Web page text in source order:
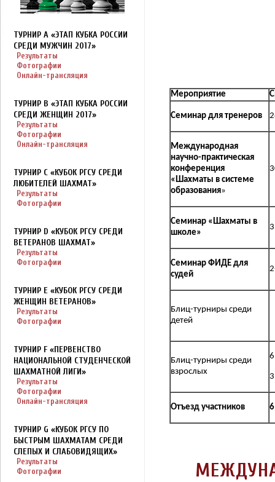
ТУРНИР A «ЭТАП КУБКА РОССИИ
СРЕДИ МУЖЧИН 2017»
Результаты
Фотографии
Онлайн-трансляция
ТУРНИР B «ЭТАП КУБКА РОССИИ
СРЕДИ ЖЕНЩИН 2017»
Результаты
Фотографии
Онлайн-трансляция
ТУРНИР C «КУБОК РГСУ СРЕДИ
ЛЮБИТЕЛЕЙ ШАХМАТ»
Результаты
Фотографии
ТУРНИР D «КУБОК РГСУ СРЕДИ
ВЕТЕРАНОВ ШАХМАТ»
Результаты
Фотографии
ТУРНИР E «КУБОК РГСУ СРЕДИ
ЖЕНЩИН ВЕТЕРАНОВ»
Результаты
Фотографии
ТУРНИР F «ПЕРВЕНСТВО
НАЦИОНАЛЬНОЙ СТУДЕНЧЕСКОЙ
ШАХМАТНОЙ ЛИГИ»
Результаты
Фотографии
Онлайн-трансляция
ТУРНИР G «КУБОК РГСУ ПО
БЫСТРЫМ ШАХМАТАМ СРЕДИ
СЛЕПЫХ И СЛАБОВИДЯЩИХ»
Результаты
Фотографии
Мероприятие
Семинар для тренеров
Международная
научно-практическая
конференция
«Шахматы в системе
образования»
Семинар «Шахматы в
школе»
Семинар ФИДЕ для
судей
Блиц-турниры среди
детей
Блиц-турниры среди
взрослых
Отъезд участников